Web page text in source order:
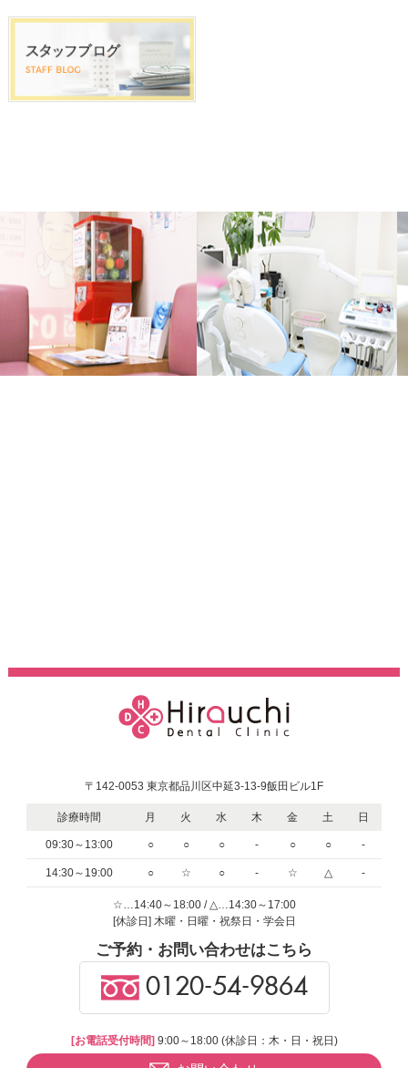
〒142-0053 東京都品川区中延3-13-9飯田ビル1F
診療時間 月 火 水 木 金 土 日
09:30～13:00 ○ ○ ○ - ○ ○ -
14:30～19:00 ○ ☆ ○ - ☆ △ -
☆…14:40～18:00 / △…14:30～17:00
[休診日] 木曜・日曜・祝祭日・学会日
ご予約・お問い合わせはこちら
0120-54-9864
[お電話受付時間] 9:00～18:00 (休診日：木・日・祝日)